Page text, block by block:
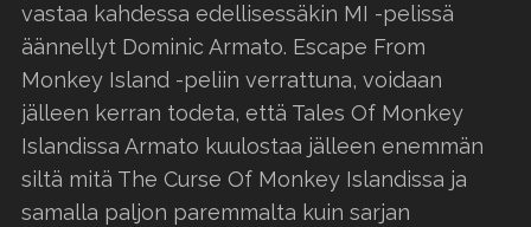
vastaa kahdessa edellisessäkin MI -pelissä
äännellyt Dominic Armato. Escape From
Monkey Island -peliin verrattuna, voidaan
jälleen kerran todeta, että Tales Of Monkey
Islandissa Armato kuulostaa jälleen enemmän
siltä mitä The Curse Of Monkey Islandissa ja
samalla paljon paremmalta kuin sarjan